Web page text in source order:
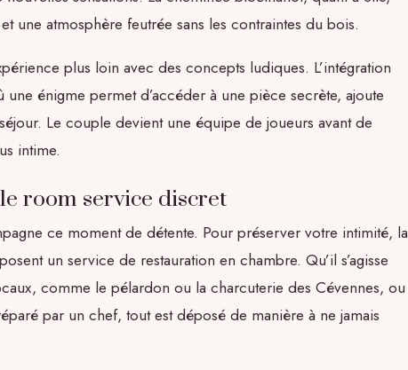
une atmosphère feutrée sans les contraintes du bois.
plus loin avec des concepts ludiques. L’intégration
une énigme permet d’accéder à une pièce secrète, ajoute
Le couple devient une équipe de joueurs avant de
intime.
room service discret
ce moment de détente. Pour préserver votre intimité, la
un service de restauration en chambre. Qu’il s’agisse
comme le pélardon ou la charcuterie des Cévennes, ou
par un chef, tout est déposé de manière à ne jamais